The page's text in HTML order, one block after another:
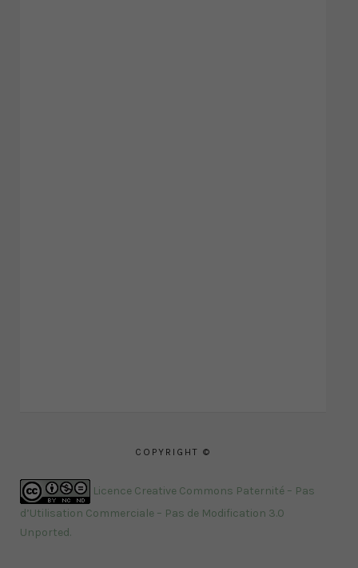
COPYRIGHT ©
Licence Creative Commons Paternité – Pas
d’Utilisation Commerciale – Pas de Modification 3.0
Unported.